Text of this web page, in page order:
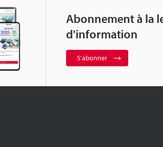
Abonnement à la
d'information
S'abonner